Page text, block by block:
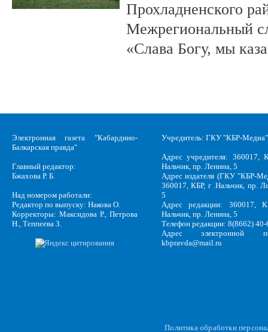
Прохладненского
Межрегиональный
«Слава Богу, мы
Электронная газета "Кабардино-
Балкарская правда"
Главный редактор:
Бжахова Р. Б.
Над номером работали:
Редактор по выпуску: Накова О.
Корректоры: Максидова Р., Петрова
Н., Теппеева З.
Учредитель: ГКУ "КБР-Медиа"
Адрес учредителя: 360017,
Нальчик, пр. Ленина, 5
Адрес издателя (ГКУ "КБР-
360017, КБР, г .Нальчик, пр.
5
Адрес редакции: 360017,
Нальчик, пр. Ленина, 5
Телефон редакции: 8(8662)
Адрес электронной
kbpravda@mail.ru
Политика обработки